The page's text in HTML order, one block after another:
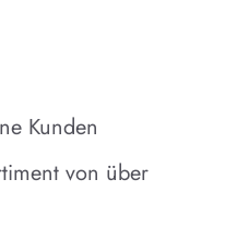
Kunden
von über